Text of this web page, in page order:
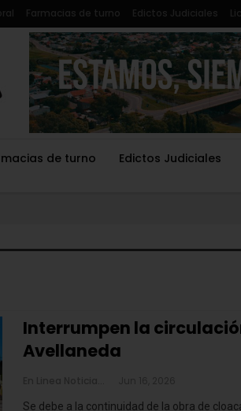
Farmacias de turno Edictos Judiciales
de turno Edictos Judiciales
Interrumpen la
Avellaneda
Se debe a la continuidad de la obra de